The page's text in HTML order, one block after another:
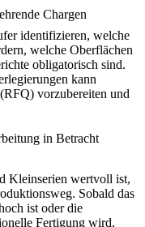
Chargen
identifizieren, welche
welche Oberflächen
obligatorisch sind.
kann
vorzubereiten und
in Betracht
Kleinserien wertvoll ist,
Sobald das
ist oder die
Fertigung wird,